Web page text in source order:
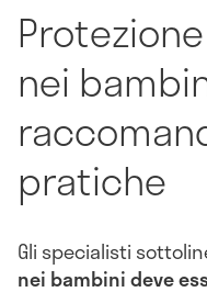
nei
pratiche
Gli specialisti
nei bambini deve